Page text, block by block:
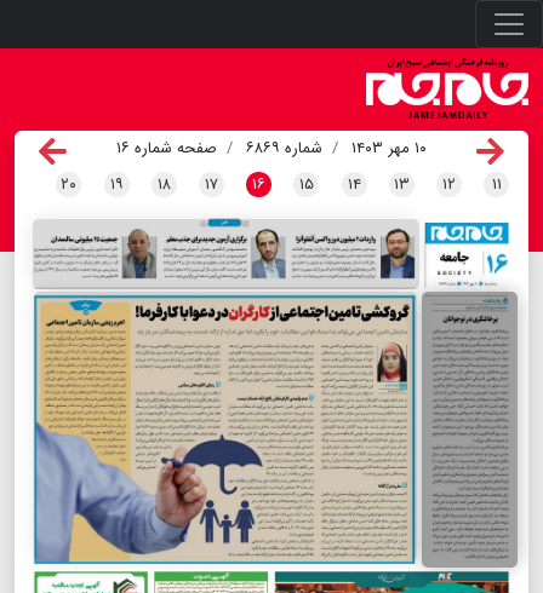
۱۰ مهر ۱۴۰۳ شماره ۶۸۶۹
صفحه شماره ۱۶
۱۱ ۱۲ ۱۳ ۱۴ ۱۵ ۱۶ ۱۷ ۱۸ ۱۹ ۲۰